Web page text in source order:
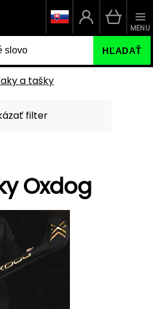
HĽADAŤ
MENU
a tašky
filter
Oxdog